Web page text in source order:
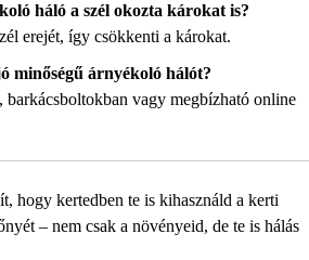
háló a szél okozta károkat is?
erejét, így csökkenti a károkat.
minőségű árnyékoló hálót?
barkácsboltokban vagy megbízható online
hogy kertedben te is kihasználd a kerti
– nem csak a növényeid, de te is hálás